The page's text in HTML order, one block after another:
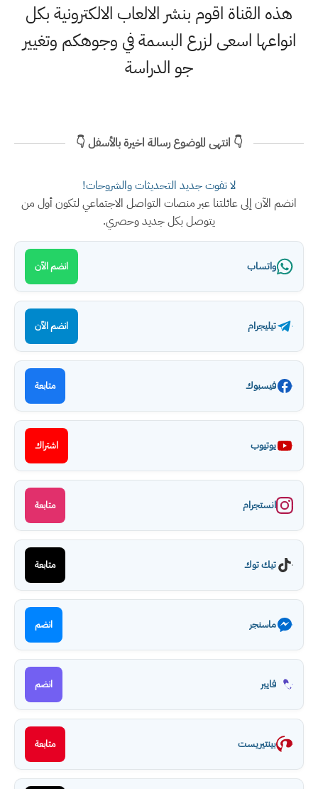
اقوم بنشر الالعاب الالكترونية بكل
اسعى لزرع البسمة في وجوهكم وتغيير
جو الدراسة
👇 انتهى الموضوع رسالة اخيرة بالأسفل 👇
لا تفوت جديد التحديثات والشروحات!
إلى عائلتنا عبر منصات التواصل الاجتماعي لتكون أول من
يتوصل بكل جديد وحصري.
توك